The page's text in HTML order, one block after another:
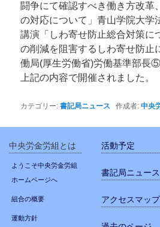
闘争にて確認すべき働き方改革
の対応について」青山学院大
講演「しわ寄せ防止総合対策に
の削減を阻害するしわ寄せ防止
働局(厚生労働省)労働基準部長⑤
上記の内容で開催されました。
カテゴリー:書記局ニュース 作成者:中央
中央労金労組とは
ようこそ中央労金労組
ホームページへ
組合の概要
運動方針
活動予定
書記局ニュース
アクセスマップ